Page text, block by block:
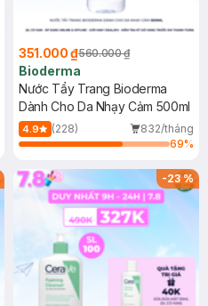
351.000 ₫560.000 ₫
Bioderma
Nước Tẩy Trang Bioderma
Dành Cho Da Nhạy Cảm 500ml
4.9 (228)
832/tháng
69%
-23%